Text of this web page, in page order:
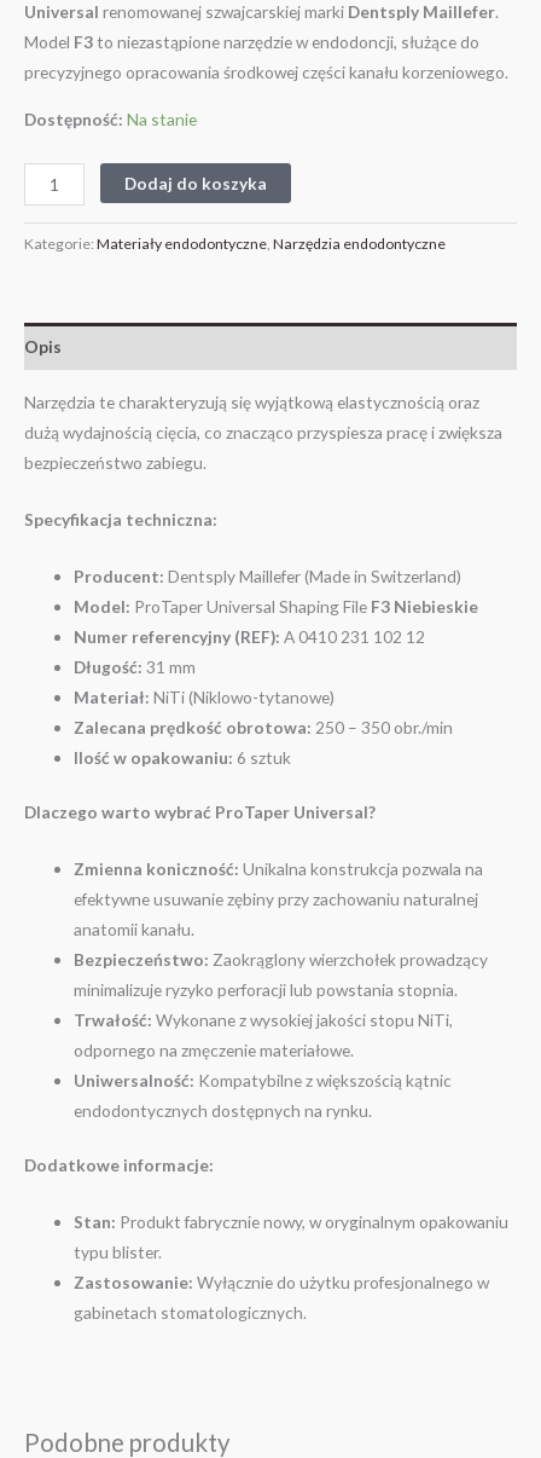
Universal renomowanej szwajcarskiej marki Dentsply Maillefer.
Model F3to niezastąpione narzędzie w endodoncji, służące do
precyzyjnego opracowania środkowej części kanału korzeniowego.
Dostępność: Na stanie
Dodaj do koszyka
Kategorie: Materiały endodontyczne Narzędzia endodontyczne
Opis
Narzędzia te charakteryzują się wyjątkową elastycznością oraz
dużą wydajnością cięcia, co znacząco przyspiesza pracę i zwiększa
bezpieczeństwo zabiegu.
Specyfikacja techniczna:
Producent: Dentsply Maillefer (Made in Switzerland)
Model: ProTaper Universal Shaping File F3 Niebieskie
Numer referencyjny (REF): A 0410 231 102 12
Długość: 31 mm
Materiał: NiTi (Niklowo-tytanowe)
Zalecana prędkość obrotowa: 250 – 350 obr./min
Ilość w opakowaniu: 6 sztuk
Dlaczego warto wybrać ProTaper Universal?
Zmienna koniczność: Unikalna konstrukcja pozwala na
efektywne usuwanie zębiny przy zachowaniu naturalnej
anatomii kanału.
Bezpieczeństwo: Zaokrąglony wierzchołek prowadzący
minimalizuje ryzyko perforacji lub powstania stopnia.
Trwałość: Wykonane z wysokiej jakości stopu NiTi,
odpornego na zmęczenie materiałowe.
Uniwersalność: Kompatybilne z większością kątnic
endodontycznych dostępnych na rynku.
Dodatkowe informacje:
Stan: Produkt fabrycznie nowy, w oryginalnym opakowaniu
typu blister.
Zastosowanie: Wyłącznie do użytku profesjonalnego w
gabinetach stomatologicznych.
Podobne produkty